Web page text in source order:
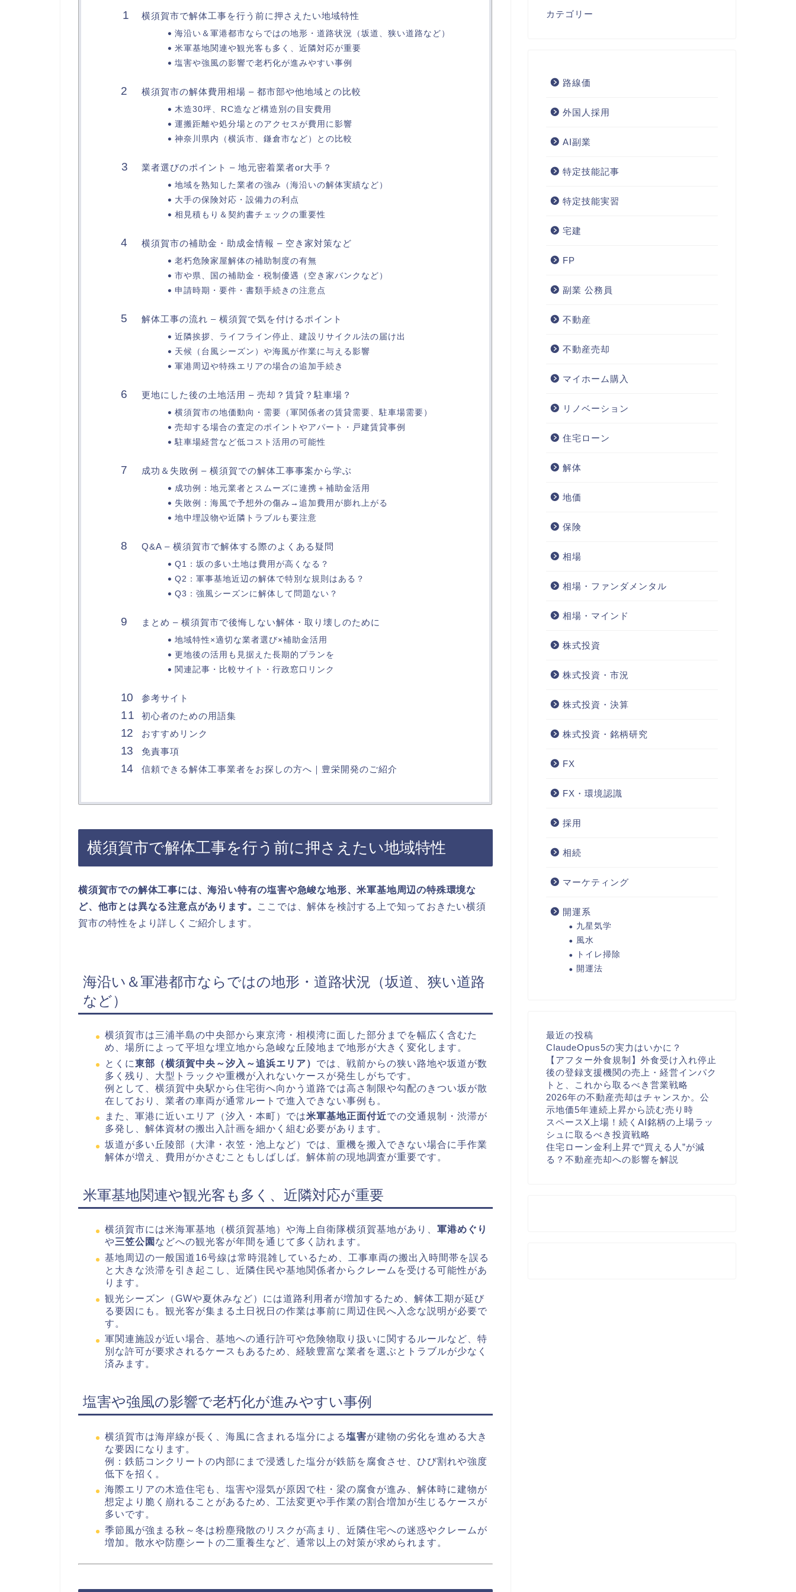
横須賀市で解体工事を行う前に押さえたい地域特性
海沿い＆軍港都市ならではの地形・道路状況（坂道、狭い道路など）
米軍基地関連や観光客も多く、近隣対応が重要
塩害や強風の影響で老朽化が進みやすい事例
横須賀市の解体費用相場 – 都市部や他地域との比較
木造30坪、RC造など構造別の目安費用
運搬距離や処分場とのアクセスが費用に影響
神奈川県内（横浜市、鎌倉市など）との比較
業者選びのポイント – 地元密着業者or大手？
地域を熟知した業者の強み（海沿いの解体実績など）
大手の保険対応・設備力の利点
相見積もり＆契約書チェックの重要性
横須賀市の補助金・助成金情報 – 空き家対策など
老朽危険家屋解体の補助制度の有無
市や県、国の補助金・税制優遇（空き家バンクなど）
申請時期・要件・書類手続きの注意点
解体工事の流れ – 横須賀で気を付けるポイント
近隣挨拶、ライフライン停止、建設リサイクル法の届け出
天候（台風シーズン）や海風が作業に与える影響
軍港周辺や特殊エリアの場合の追加手続き
更地にした後の土地活用 – 売却？賃貸？駐車場？
横須賀市の地価動向・需要（軍関係者の賃貸需要、駐車場需要）
売却する場合の査定のポイントやアパート・戸建賃貸事例
駐車場経営など低コスト活用の可能性
成功＆失敗例 – 横須賀での解体工事事案から学ぶ
成功例：地元業者とスムーズに連携＋補助金活用
失敗例：海風で予想外の傷み→追加費用が膨れ上がる
地中埋設物や近隣トラブルも要注意
Q&A – 横須賀市で解体する際のよくある疑問
Q1：坂の多い土地は費用が高くなる？
Q2：軍事基地近辺の解体で特別な規則はある？
Q3：強風シーズンに解体して問題ない？
まとめ – 横須賀市で後悔しない解体・取り壊しのために
地域特性×適切な業者選び×補助金活用
更地後の活用も見据えた長期的プランを
関連記事・比較サイト・行政窓口リンク
参考サイト
初心者のための用語集
おすすめリンク
免責事項
信頼できる解体工事業者をお探しの方へ｜豊栄開発のご紹介
横須賀市で解体工事を行う前に押さえたい地域特性
横須賀市での解体工事には、海沿い特有の塩害や急峻な地形、米軍基地周辺の特殊環境な
ど、他市とは異なる注意点があります。 ここでは、解体を検討する上で知っておきたい横須
賀市の特性をより詳しくご紹介します。
海沿い＆軍港都市ならではの地形・道路状況（坂道、狭い道路
など）
横須賀市は三浦半島の中央部から東京湾・相模湾に面した部分までを幅広く含むた
め、場所によって平坦な埋立地から急峻な丘陵地まで地形が大きく変化します。
とくに東部（横須賀中央～汐入～追浜エリア） では、戦前からの狭い路地や坂道が数
多く残り、大型トラックや重機が入れないケースが発生しがちです。
例として、横須賀中央駅から住宅街へ向かう道路では高さ制限や勾配のきつい坂が散
在しており、業者の車両が通常ルートで進入できない事例も。
また、軍港に近いエリア（汐入・本町）では米軍基地正面付近での交通規制・渋滞が
多発し、解体資材の搬出入計画を細かく組む必要があります。
坂道が多い丘陵部（大津・衣笠・池上など）では、重機を搬入できない場合に手作業
解体が増え、費用がかさむこともしばしば。解体前の現地調査が重要です。
米軍基地関連や観光客も多く、近隣対応が重要
横須賀市には米海軍基地（横須賀基地）や海上自衛隊横須賀基地があり、 軍港めぐり
や三笠公園 などへの観光客が年間を通じて多く訪れます。
基地周辺の一般国道16号線は常時混雑しているため、工事車両の搬出入時間帯を誤る
と大きな渋滞を引き起こし、近隣住民や基地関係者からクレームを受ける可能性があ
ります。
観光シーズン（GWや夏休みなど）には道路利用者が増加するため、解体工期が延び
る要因にも。観光客が集まる土日祝日の作業は事前に周辺住民へ入念な説明が必要で
す。
軍関連施設が近い場合、基地への通行許可や危険物取り扱いに関するルールなど、特
別な許可が要求されるケースもあるため、経験豊富な業者を選ぶとトラブルが少なく
済みます。
塩害や強風の影響で老朽化が進みやすい事例
横須賀市は海岸線が長く、海風に含まれる塩分による塩害が建物の劣化を進める大き
な要因になります。
例：鉄筋コンクリートの内部にまで浸透した塩分が鉄筋を腐食させ、ひび割れや強度
低下を招く。
海際エリアの木造住宅も、塩害や湿気が原因で柱・梁の腐食が進み、解体時に建物が
想定より脆く崩れることがあるため、工法変更や手作業の割合増加が生じるケースが
多いです。
季節風が強まる秋～冬は粉塵飛散のリスクが高まり、近隣住宅への迷惑やクレームが
増加。散水や防塵シートの二重養生など、通常以上の対策が求められます。
カテゴリー
路線価
外国人採用
AI副業
特定技能記事
特定技能実習
宅建
FP
副業 公務員
不動産
不動産売却
マイホーム購入
リノベーション
住宅ローン
解体
地価
保険
相場
相場・ファンダメンタル
相場・マインド
株式投資
株式投資・市況
株式投資・決算
株式投資・銘柄研究
FX
FX・環境認識
採用
相続
マーケティング
開運系
九星気学
風水
トイレ掃除
開運法
最近の投稿
ClaudeOpus5の実力はいかに？
【アフター外食規制】外食受け入れ停止
後の登録支援機関の売上・経営インパク
トと、これから取るべき営業戦略
2026年の不動産売却はチャンスか。公
示地価5年連続上昇から読む売り時
スペースX上場！続くAI銘柄の上場ラッ
シュに取るべき投資戦略
住宅ローン金利上昇で“買える人”が減
る？不動産売却への影響を解説